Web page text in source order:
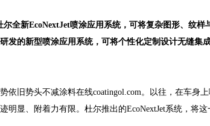
尔全新EcoNextJet喷涂应用系统，可将复杂图形、纹样
发的新型喷涂应用系统，可将个性化定制设计无缝
依旧势头不减涂料在线coatingol.com。以往，在车身
明显、附着力有限。杜尔推出的EcoNextJet系统，将